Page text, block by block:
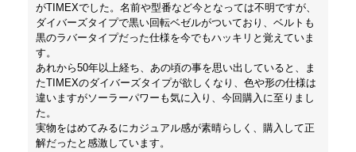
がTIMEXでした。名前や型番など今となっては不明ですが、
ダイバーズタイプで黒い回転ベゼルがついており、ベルトも
黒のラバータイプだった仕様を今でもハッキリと覚えていま
す。
あれから50年以上経ち、あの頃の事を思い出していると、ま
たTIMEXのダイバーズタイプが欲しくなり、色や形の仕様は
違いますがソーラーパワーも気に入り、今回購入に至りまし
た。
実物をはめてみるにカジュアル感が素晴らしく、購入して正
解だったと感激しています。